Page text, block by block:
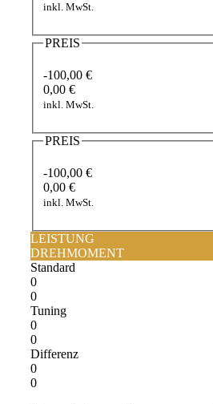
inkl. MwSt.
PREIS
-100,00 €
0,00 €
inkl. MwSt.
PREIS
-100,00 €
0,00 €
inkl. MwSt.
LEISTUNG
DREHMOMENT
Standard
0
0
Tuning
0
0
Differenz
0
0